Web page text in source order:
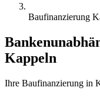
Baufinanzierung
Kappeln
Ihre Baufinanzierung in